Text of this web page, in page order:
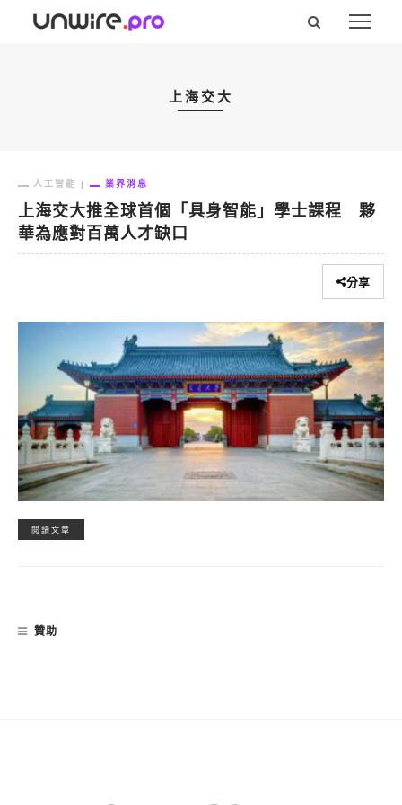
上海交大
人工智能 業界消息
上海交大推全球首個「具身智能」學士課程 夥
華為應對百萬人才缺口
分享
閱讀文章
贊助